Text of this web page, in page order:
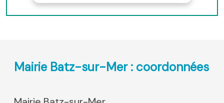
Mairie Batz-sur-Mer : coordonnées